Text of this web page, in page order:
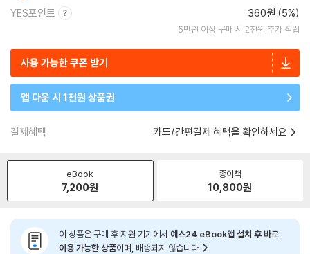
YES포인트 360원 (5%)
5만원 이상 구매 시 2천원 추가 적립
사용 가능한 쿠폰 받기
앱 다운 시 1천원 상품권
결제혜택 카드/간편결제 혜택을 확인하세요
eBook
7,200원
종이책
10,800원
이 상품은 구매 후 지원 기기에서 예스24 eBook앱 설치 후 바로
이용 가능한 상품이며, 배송되지 않습니다.